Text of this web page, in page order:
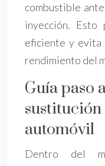
combustible
inyección. Esto
eficiente y evita
rendimiento del
Guía paso
automóvil
Dentro del